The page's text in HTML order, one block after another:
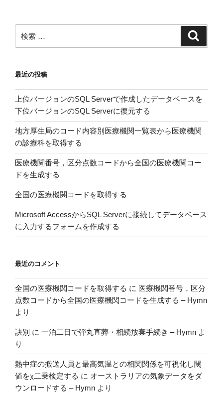
索:
最近の投稿
上位バージョンのSQL Serverで作成したデータベースを
下位バージョンのSQL Serverに復元する
地方厚生局のコード内容別医療機関一覧表から医療機関
の診療科を取得する
医療機関番号，区分点数コードから全国の医療機関コー
ドを生成する
全国の医療機関コードを取得する
Microsoft AccessからSQL Serverに接続してデータベース
に入力するフォームを作成する
最近のコメント
全国の医療機関コードを取得する に 医療機関番号，区分
点数コードから全国の医療機関コードを生成する – Hymn
より
訣別 に 一泊二日で弾丸直葬・相続放棄手続き – Hymn よ
り
熱中症の搬送人員と最高気温との相関関係を可視化し閾
値をχ二乗検定する に オーストラリアの気象データをダ
ウンロードする – Hymn より